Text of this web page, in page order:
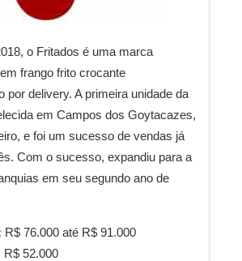
o Fritados é uma marca
frango frito crocante
por delivery. A primeira unidade da
em Campos dos Goytacazes,
e foi um sucesso de vendas já
Com o sucesso, expandiu para a
em seu segundo ano de
R$ 76.000 até R$ 91.000
R$ 52.000